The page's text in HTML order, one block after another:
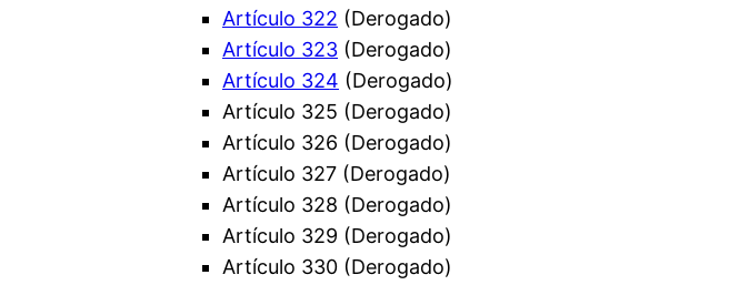
Artículo 322 (Derogado)
Artículo 323 (Derogado)
Artículo 324 (Derogado)
Artículo 325 (Derogado)
Artículo 326 (Derogado)
Artículo 327 (Derogado)
Artículo 328 (Derogado)
Artículo 329 (Derogado)
Artículo 330 (Derogado)